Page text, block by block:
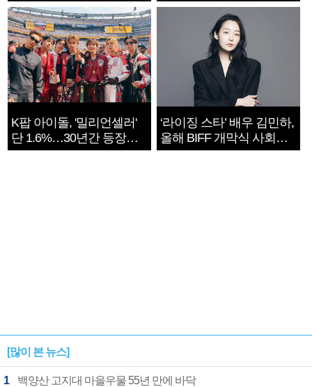
지는 ‘전쟁 속죄’
K팝 아이돌, '밀리언셀러'
단 1.6%…30년간 등장
1182개팀 전수조사
‘라이징 스타’ 배우 김민하,
올해 BIFF 개막식 사회자
확정
[많이 본 뉴스]
1 백양산 고지대 마을우물 55년 만에 바닥